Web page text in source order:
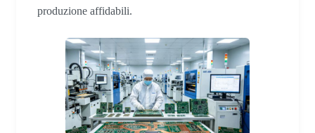
produzione affidabili.